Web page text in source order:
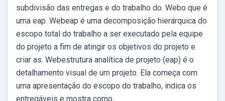
subdivisão das entregas e do trabalho do. Webo que é
uma eap. Webeap é uma decomposição hierárquica do
escopo total do trabalho a ser executado pela equipe
do projeto a fim de atingir os objetivos do projeto e
criar as. Webestrutura analítica de projeto (eap) é o
detalhamento visual de um projeto. Ela começa com
uma apresentação do escopo do trabalho, indica os
entregáveis e mostra como.